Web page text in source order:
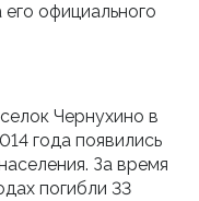
официального
Чернухино в
года появились
За время
погибли 33